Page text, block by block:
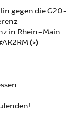
gegen die G20-
in Rhein-Main
(>)